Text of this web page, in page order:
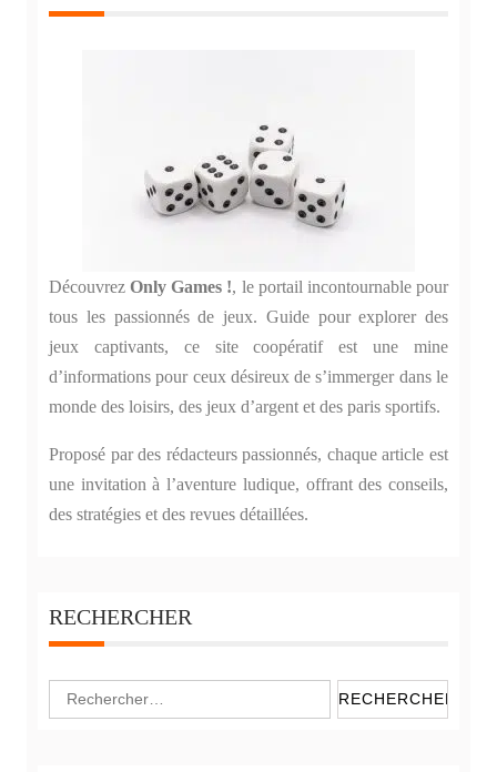
DécouvrezOnly Games !, le portail incontournable pour
tous les passionnés de jeux. Guide pour explorer des
jeux captivants, ce site coopératif est une mine
d’informations pour ceux désireux de s’immerger dans le
monde des loisirs, des jeux d’argent et des paris sportifs.
Proposé par des rédacteurs passionnés, chaque article est
une invitation à l’aventure ludique, offrant des conseils,
des stratégies et des revues détaillées.
RECHERCHER
Rechercher :